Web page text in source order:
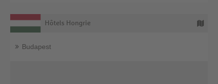
Hôtels Hongrie
Budapest